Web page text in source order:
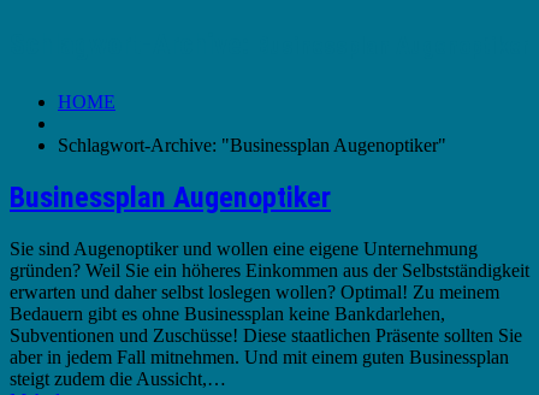
HOME
Schlagwort-Archive: "Businessplan Augenoptiker"
Businessplan Augenoptiker
Sie sind Augenoptiker und wollen eine eigene Unternehmung
gründen? Weil Sie ein höheres Einkommen aus der Selbstständigkeit
erwarten und daher selbst loslegen wollen? Optimal! Zu meinem
Bedauern gibt es ohne Businessplan keine Bankdarlehen,
Subventionen und Zuschüsse! Diese staatlichen Präsente sollten Sie
aber in jedem Fall mitnehmen. Und mit einem guten Businessplan
steigt zudem die Aussicht,…